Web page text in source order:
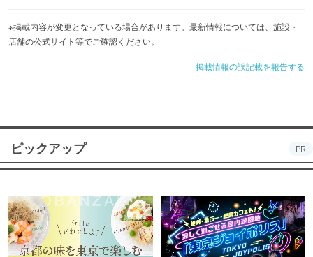
※掲載内容が変更となっている場合があります。最新情報については、施設・
店舗の公式サイト等でご確認ください。
掲載情報の誤記載を報告する
ピックアップ PR